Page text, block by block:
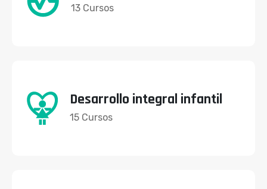
13 Cursos
Desarrollo integral infantil
15 Cursos